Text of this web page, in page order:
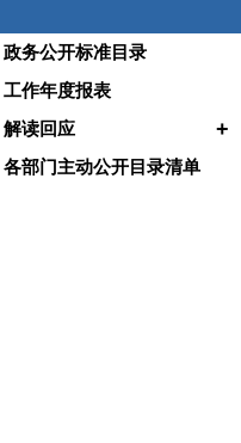
政务公开标准目录
工作年度报表
解读回应 +
各部门主动公开目录清单